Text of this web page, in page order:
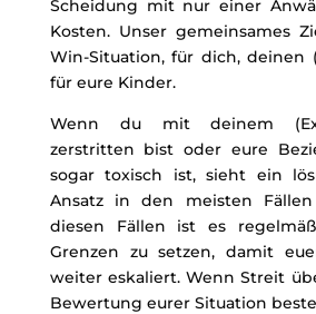
Scheidung mit nur einer
Kosten. Unser gemeinsames
Win-Situation, für dich, deinen
für eure Kinder.
Wenn du mit deinem
zerstritten bist oder eure
sogar toxisch ist, sieht ein
Ansatz in den meisten
diesen Fällen ist es
Grenzen zu setzen, damit
weiter eskaliert. Wenn Streit
Bewertung eurer Situation